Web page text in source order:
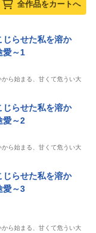
全作品をカートへ
じらせた私を溶か
愛～1
から始まる、甘くて危うい大
じらせた私を溶か
愛～2
から始まる、甘くて危うい大
じらせた私を溶か
愛～3
から始まる、甘くて危うい大